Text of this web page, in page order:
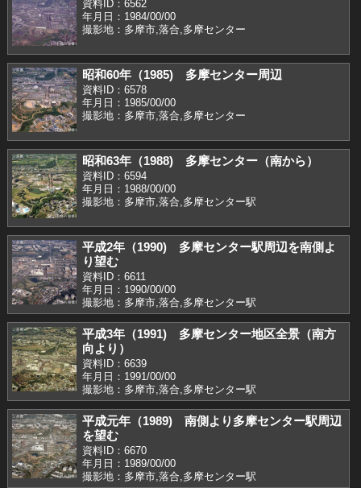
資料ID：6562
年月日：1984/00/00
撮影地：多摩市,落合,多摩センター
昭和60年（1985) 多摩センター周辺
資料ID：6578
年月日：1985/00/00
撮影地：多摩市,落合,多摩センター
昭和63年（1988) 多摩センター（南から）
資料ID：6594
年月日：1988/00/00
撮影地：多摩市,落合,多摩センター駅
平成2年（1990) 多摩センター駅周辺を南側よ
り望む
資料ID：6611
年月日：1990/00/00
撮影地：多摩市,落合,多摩センター駅
平成3年（1991) 多摩センター地区全景（南方
向より）
資料ID：6639
年月日：1991/00/00
撮影地：多摩市,落合,多摩センター駅
平成元年（1989) 南側より多摩センター駅周辺
を望む
資料ID：6670
年月日：1989/00/00
撮影地：多摩市,落合,多摩センター駅